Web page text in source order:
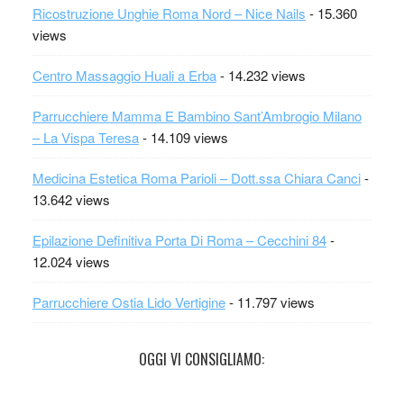
Ricostruzione Unghie Roma Nord – Nice Nails - 15.360
views
Centro Massaggio Huali a Erba- 14.232 views
Parrucchiere Mamma E Bambino Sant’Ambrogio Milano
– La Vispa Teresa- 14.109 views
Medicina Estetica Roma Parioli – Dott.ssa Chiara Canci-
13.642 views
Epilazione Definitiva Porta Di Roma – Cecchini 84-
12.024 views
Parrucchiere Ostia Lido Vertigine- 11.797 views
OGGI VI CONSIGLIAMO: